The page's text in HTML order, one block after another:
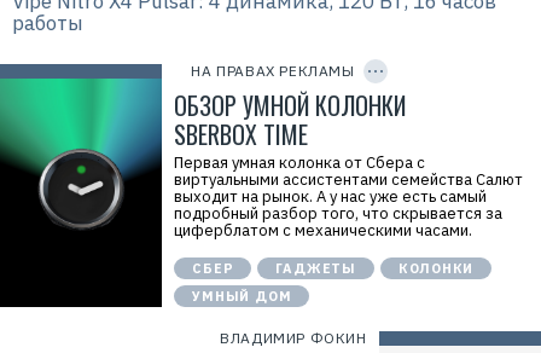
НА ПРАВАХ РЕКЛАМЫ
а
E
r
d
=
Y
I
D
ОБЗОР УМНОЙ КОЛОНКИ
SBERBOX TIME
Первая умная колонка от Сбера с
виртуальными ассистентами семейства Салют
выходит на рынок. А у нас уже есть самый
подробный разбор того, что скрывается за
циферблатом с механическими часами.
СБЕР ГАДЖЕТЫ
КОЛОНКИ
УМНЫЙ ДОМ
ВЛАДИМИР ФОКИН
работы